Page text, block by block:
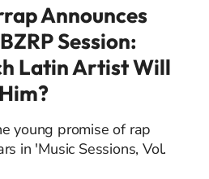
Announces
Session:
Latin Artist Will
young promise of rap
in 'Music Sessions, Vol.